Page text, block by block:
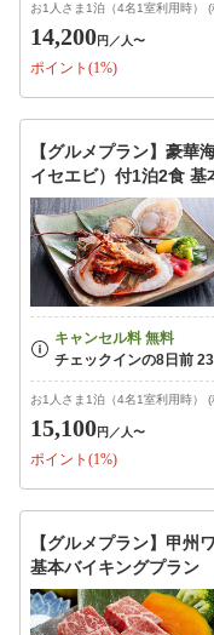
お1人さま1泊（4名1室利用時） (
14,200円 ／人〜
ポイント(1%)
【グルメプラン】豪華
イセエビ）付1泊2食 基
お1人さま1泊（4名1室利用時） (
15,100円 ／人〜
ポイント(1%)
【グルメプラン】甲州
基本バイキングプラン